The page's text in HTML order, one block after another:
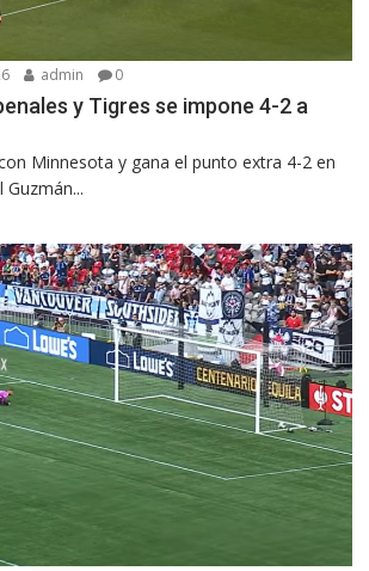
admin 0
y Tigres se impone 4-2 a
Minnesota y gana el punto extra 4-2 en